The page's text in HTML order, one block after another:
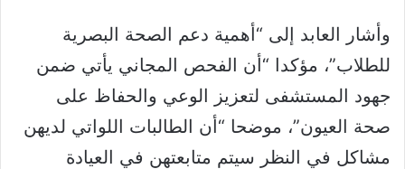
وأشار العابد إلى “أهمية دعم الصحة البصرية
للطلاب”، مؤكدا “أن الفحص المجاني يأتي ضمن
جهود المستشفى لتعزيز الوعي والحفاظ على
صحة العيون”، موضحا “أن الطالبات اللواتي لديهن
مشاكل في النظر سيتم متابعتهن في العيادة